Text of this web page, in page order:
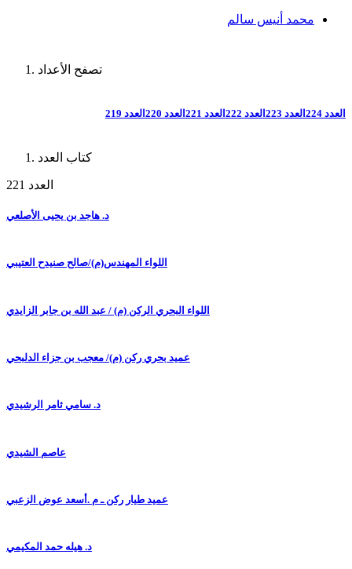
محمد أنيس سالم
تصفح الأعداد
العدد 224 العدد 223 العدد 222 العدد 221 العدد 220 العدد 219
كتاب العدد
العدد 221
د. هاجد بن يحيى الأصلعي
اللواء المهندس(م)/صالح صنيدح العتيبي
اللواء البحري الركن (م) / عبد الله بن جابر الزايدي
عميد بحري ركن (م)/ معجب بن جزاء الدلبحي
د. سامي ثامر الرشيدي
عاصم الشيدي
عميد طيار ركن ـ م .أسعد عوض الزعبي
د. هيله حمد المكيمي